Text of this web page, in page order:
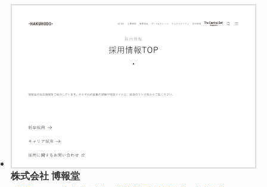
株式会社 博報堂